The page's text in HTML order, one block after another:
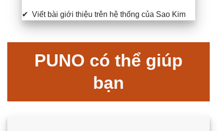
✔ Viết bài giới thiệu trên hệ thống của Sao Kim
PUNO có thể giúp
bạn